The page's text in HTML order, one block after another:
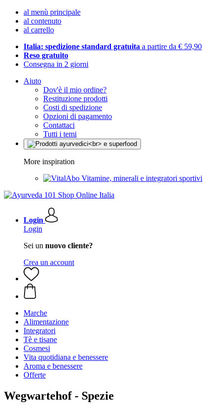
al menù principale
al contenuto
al carrello
Italia: spedizione standard gratuita a partire da € 59,90
Reso gratuito
Consegna in 2 giorni
Aiuto
Dov'è il mio ordine?
Restituzione prodotti
Costi di spedizione
Opzioni di pagamento
Contattaci
Tutti i temi
More inspiration
Vitamine, minerali e integratori sportivi
Login
Login
Sei un nuovo cliente?
Crea un account
Marche
Alimentazione
Integratori
Tè e tisane
Cosmesi
Vita quotidiana e benessere
Aroma e benessere
Offerte
Wegwartehof - Spezie